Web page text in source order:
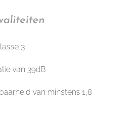
3
van 39dB
van minstens 1,8